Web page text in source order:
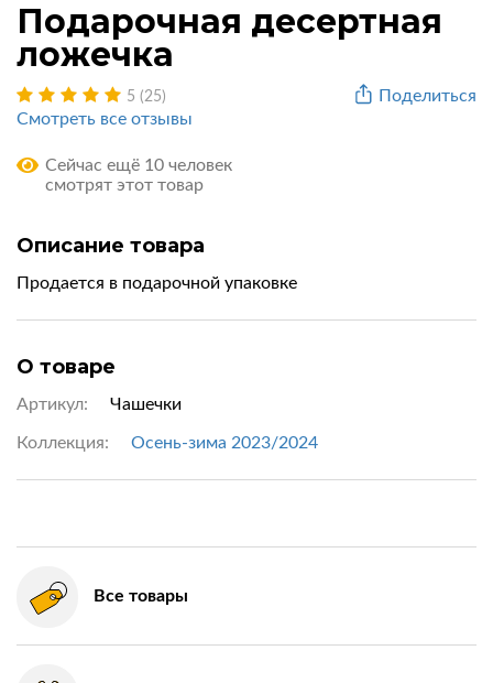
Подарочная десертная
ложечка
Поделиться
5 (25)
Смотреть все отзывы
Сейчас ещё 10 человек
смотрят этот товар
Описание товара
Продается в подарочной упаковке
О товаре
Артикул: Чашечки
Коллекция: Осень-зима 2023/2024
Все товары